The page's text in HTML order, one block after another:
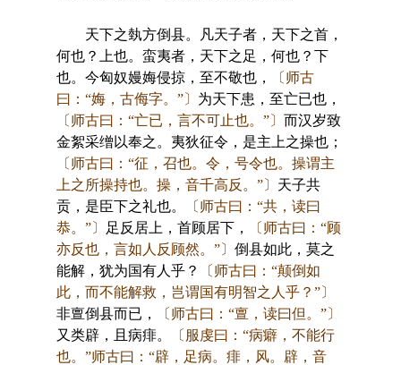
天下之埶方倒县。凡天子者，天下之首，
何也？上也。蛮夷者，天下之足，何也？下
也。今匈奴嫚娒侵掠，至不敬也，
〔师古
曰：“娒，古侮字。”〕 为天下患，至亡已也，
〔师古曰：“亡已，言不可止也。”〕 而汉岁致
金絮采缯以奉之。夷狄征令，是主上之操也；
〔师古曰：“征，召也。令，号令也。操谓主
上之所操持也。操，音千高反。”〕 天子共
贡，是臣下之礼也。
〔师古曰：“共，读曰
恭。”〕
足反居上，首顾居下，
〔师古曰：“顾
亦反也，言如人反顾然。”〕 倒县如此，莫之
能解，犹为国有人乎？
〔师古曰：“颠倒如
此，而不能解救，岂谓国有明智之人乎？”〕
非亶倒县而已，
〔师古曰：“亶，读曰但。”〕
又类辟，且病痱。
〔服虔曰：“病癖，不能行
也。”师古曰：“辟，足病。痱，风。辟，音